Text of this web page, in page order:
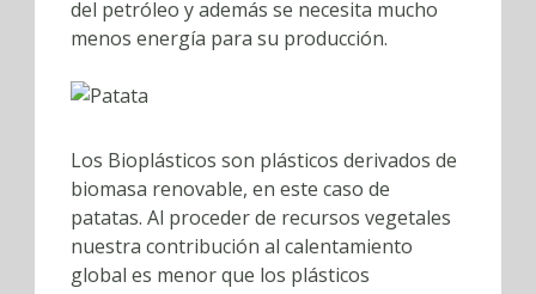
del petróleo y además se necesita mucho
menos energía para su producción.
Los Bioplásticos son plásticos derivados de
biomasa renovable, en este caso de
patatas. Al proceder de recursos vegetales
nuestra contribución al calentamiento
global es menor que los plásticos